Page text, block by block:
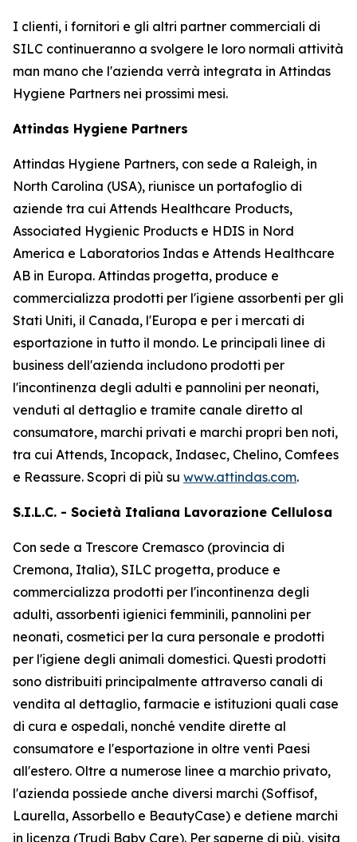
I clienti, i fornitori e gli altri partner commerciali di
SILC continueranno a svolgere le loro normali attività
man mano che l'azienda verrà integrata in Attindas
Hygiene Partners nei prossimi mesi.
Attindas Hygiene Partners
Attindas Hygiene Partners, con sede a Raleigh, in
North Carolina (USA), riunisce un portafoglio di
aziende tra cui Attends Healthcare Products,
Associated Hygienic Products e HDIS in Nord
America e Laboratorios Indas e Attends Healthcare
AB in Europa. Attindas progetta, produce e
commercializza prodotti per l'igiene assorbenti per gli
Stati Uniti, il Canada, l'Europa e per i mercati di
esportazione in tutto il mondo. Le principali linee di
business dell'azienda includono prodotti per
l'incontinenza degli adulti e pannolini per neonati,
venduti al dettaglio e tramite canale diretto al
consumatore, marchi privati ​​e marchi propri ben noti,
tra cui Attends, Incopack, Indasec, Chelino, Comfees
e Reassure. Scopri di più su www.attindas.com.
S.I.L.C. - Società Italiana Lavorazione Cellulosa
Con sede a Trescore Cremasco (provincia di
Cremona, Italia), SILC progetta, produce e
commercializza prodotti per l'incontinenza degli
adulti, assorbenti igienici femminili, pannolini per
neonati, cosmetici per la cura personale e prodotti
per l'igiene degli animali domestici. Questi prodotti
sono distribuiti principalmente attraverso canali di
vendita al dettaglio, farmacie e istituzioni quali case
di cura e ospedali, nonché vendite dirette al
consumatore e l'esportazione in oltre venti Paesi
all'estero. Oltre a numerose linee a marchio privato,
l'azienda possiede anche diversi marchi (Soffisof,
Laurella, Assorbello e BeautyCase) e detiene marchi
in licenza (Trudi Baby Care). Per saperne di più, visita